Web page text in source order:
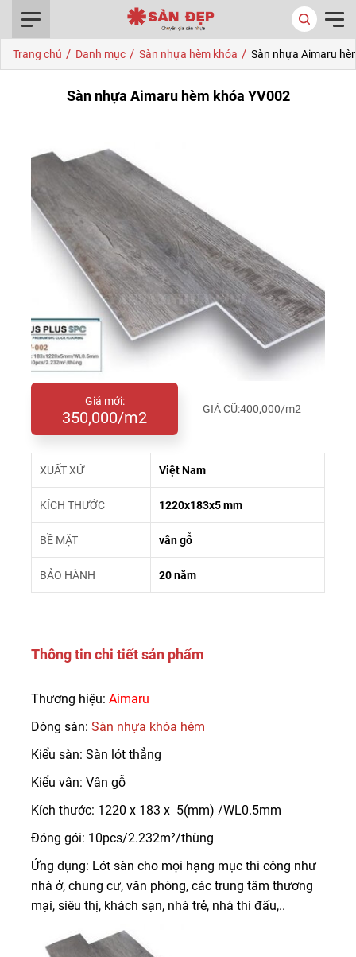
Trang chủ / Danh mục / Sàn nhựa hèm khóa / Sàn nhựa Aimaru
Sàn nhựa Aimaru hèm khóa YV002
Giá mới:
350,000/m2 GIÁ CŨ:400,000/m2
XUẤT XỨ Việt Nam
KÍCH THƯỚC 1220x183x5 mm
BỀ MẶT vân gỗ
BẢO HÀNH 20 năm
Thông tin chi tiết sản phẩm
Thương hiệu: Aimaru
Dòng sàn: Sàn nhựa khóa hèm
Kiểu sàn: Sàn lót thẳng
Kiểu vân: Vân gỗ
Kích thước: 1220 x 183 x 5(mm) /WL0.5mm
Đóng gói: 10pcs/2.232m²/thùng
Ứng dụng: Lót sàn cho mọi hạng mục thi công như
nhà ở, chung cư, văn phòng, các trung tâm thương
mại, siêu thị, khách sạn, nhà trẻ, nhà thi đấu,..